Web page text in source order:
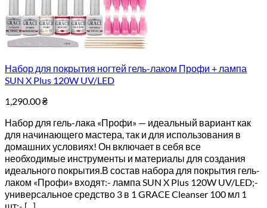
Набор для покрытия ногтей гель-лаком Профи + лампа
SUN X Plus 120W UV/LED
1,290.00₴
Набор для гель-лака «Профи» — идеальный вариант как
для начинающего мастера, так и для использования в
домашних условиях! Он включает в себя все
необходимые инструменты и материалы для создания
идеального покрытия.В состав набора для покрытия гель-
лаком «Профи» входят:- лампа SUN X Plus 120W UV/LED;-
универсальное средство 3 в 1 GRACE Cleanser 100 мл 1
шт;- [...]